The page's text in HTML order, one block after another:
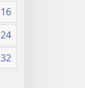
16
24
32